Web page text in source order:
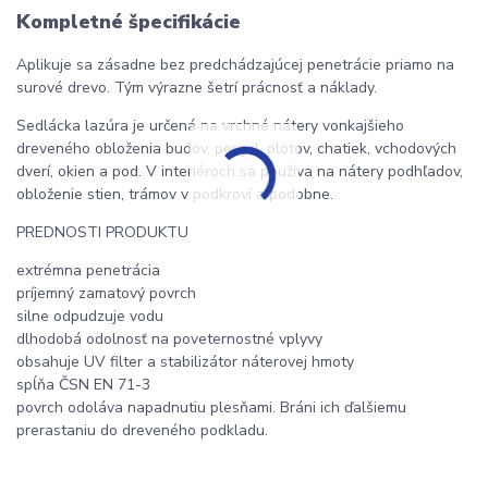
Kompletné špecifikácie
Aplikuje sa zásadne bez predchádzajúcej penetrácie priamo na
surové drevo. Tým výrazne šetrí prácnosť a náklady.
Sedlácka lazúra je určená na vrchné nátery vonkajšieho
dreveného obloženia budov, pergol, plotov, chatiek, vchodových
dverí, okien a pod. V interiéroch sa používa na nátery podhľadov,
obloženie stien, trámov v podkroví a podobne.
PREDNOSTI PRODUKTU
extrémna penetrácia
príjemný zamatový povrch
silne odpudzuje vodu
dlhodobá odolnosť na poveternostné vplyvy
obsahuje UV filter a stabilizátor náterovej hmoty
spĺňa ČSN EN 71-3
povrch odoláva napadnutiu plesňami. Bráni ich ďalšiemu
prerastaniu do dreveného podkladu.